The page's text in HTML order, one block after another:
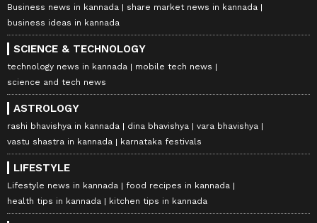
Business news in kannada
share market news in kannada
business ideas in kannada
SCIENCE & TECHNOLOGY
technology news in kannada
mobile tech news
science and tech news
ASTROLOGY
rashi bhavishya in kannada dina bhavishya
vara bhavishya
vastu shastra in kannada
karnataka festivals
LIFESTYLE
Lifestyle news in kannada
food recipes in kannada
health tips in kannada
kitchen tips in kannada